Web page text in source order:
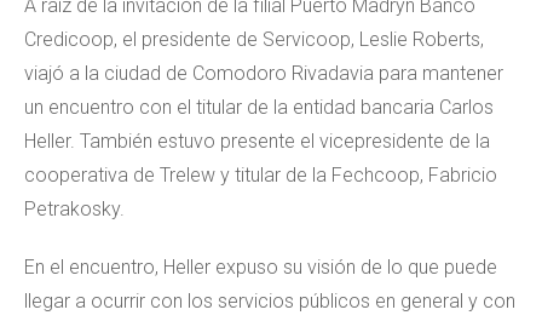
A raíz de la invitación de la filial Puerto Madryn Banco
Credicoop, el presidente de Servicoop, Leslie Roberts,
viajó a la ciudad de Comodoro Rivadavia para mantener
un encuentro con el titular de la entidad bancaria Carlos
Heller. También estuvo presente el vicepresidente de la
cooperativa de Trelew y titular de la Fechcoop, Fabricio
Petrakosky.
En el encuentro, Heller expuso su visión de lo que puede
llegar a ocurrir con los servicios públicos en general y con